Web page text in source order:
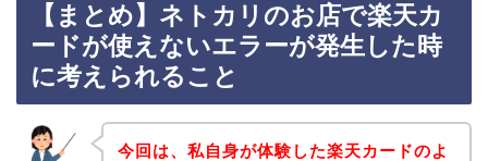
【まとめ】ネトカリのお店で楽天カ
ードが使えないエラーが発生した時
に考えられること
今回は、私自身が体験した楽天カードのよ